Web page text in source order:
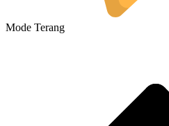
Mode Terang